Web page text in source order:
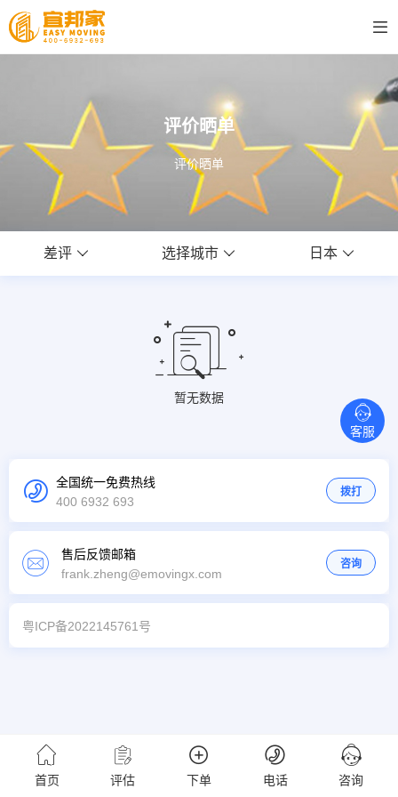
评价晒单
评价晒单
差评 选择城市 日本
暂无数据
全国统一免费热线
400 6932 693
拨打
售后反馈邮箱
frank.zheng@emovingx.com
咨询
粤ICP备2022145761号
首页 评估 下单 电话 咨询
客服